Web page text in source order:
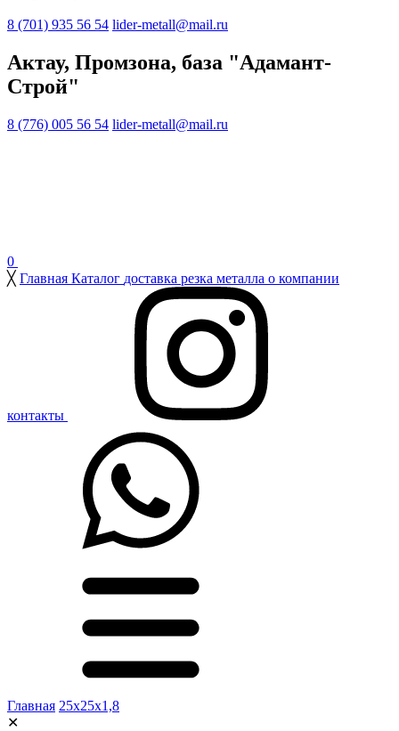
8 (701) 935 56 54 lider-metall@mail.ru
Актау, Промзона, база "Адамант-
Строй"
8 (776) 005 56 54 lider-metall@mail.ru
0
╳ Главная Каталог доставка резка металла о компании
контакты
Главная 25х25х1,8
✕